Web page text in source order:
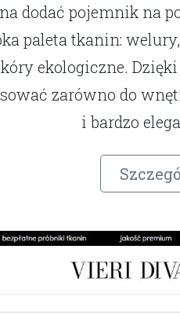
dodać pojemnik na
paleta tkanin:
ekologiczne.
zarówno do
i bardzo